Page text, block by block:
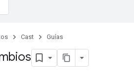
Cast Guías